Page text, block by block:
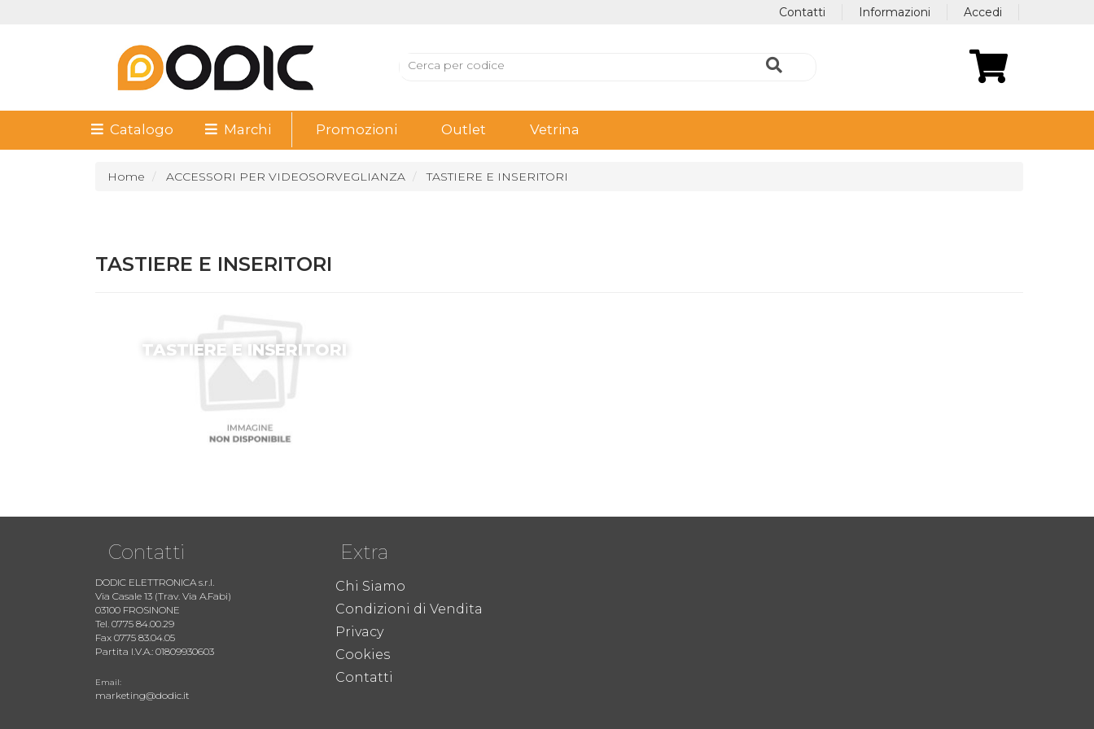
Accedi
Informazioni
Contatti
Catalogo Marchi Promozioni Outlet Vetrina
Home ACCESSORI PER VIDEOSORVEGLIANZA TASTIERE E INSERITORI
TASTIERE E INSERITORI
TASTIERE E INSERITORI
Contatti
DODIC ELETTRONICA s.r.l.
Via Casale 13 (Trav. Via A.Fabi)
03100 FROSINONE
Tel. 0775 84.00.29
Fax 0775 83.04.05
Partita I.V.A.: 01809930603
Email:
marketing@dodic.it
Extra
Chi Siamo
Condizioni di Vendita
Privacy
Cookies
Contatti